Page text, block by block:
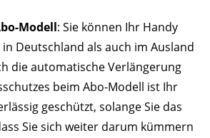
Modell: Sie können Ihr Handy
Deutschland als auch im Ausland
die automatische Verlängerung
beim Abo-Modell ist Ihr
geschützt, solange Sie das
Sie sich weiter darum kümmern